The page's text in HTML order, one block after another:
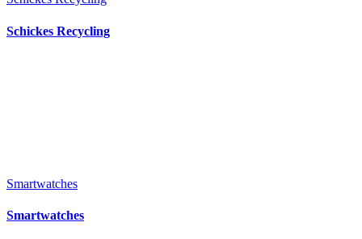
Schickes Recycling
Smartwatches
Smartwatches